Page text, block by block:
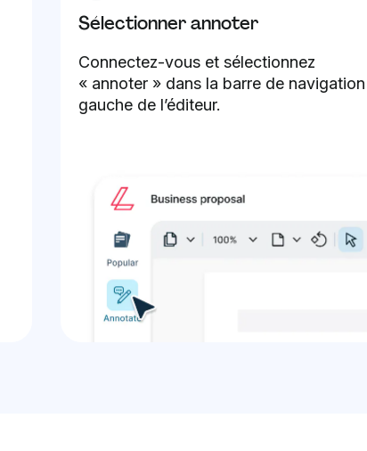
Sélectionner annoter
Connectez-vous et sélectionnez
« annoter » dans la barre de navigation
gauche de l’éditeur.